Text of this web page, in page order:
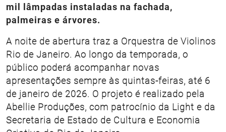
mil lâmpadas instaladas na fachada,
palmeiras e árvores.
A noite de abertura traz a Orquestra de Violinos
Rio de Janeiro. Ao longo da temporada, o
público poderá acompanhar novas
apresentações sempre às quintas-feiras, até 6
de janeiro de 2026. O projeto é realizado pela
Abellie Produções, com patrocínio da Light e da
Secretaria de Estado de Cultura e Economia